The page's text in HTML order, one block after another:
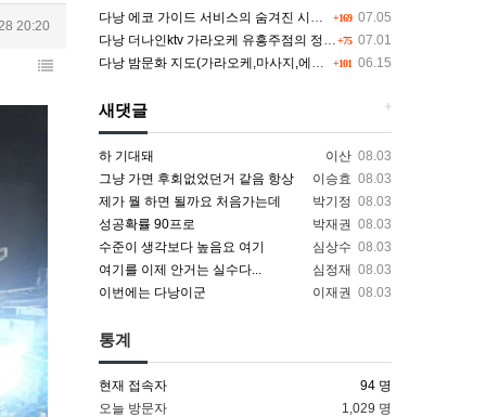
20:20
+169 07.05
다낭 에코 가이드 서비스의 숨겨진 시스템과 다채로운 인력 풀의 진실
+75 07.01
다낭 더나인ktv 가라오케 유흥주점의 정석을 찾고 있다면 여기
+101 06.15
다낭 밤문화 지도(가라오케,마사지,에코걸,토킹바,클럽) 유흥별 가격 및 후기공유
+
새댓글
이산 08.03
하 기대돼
이승효 08.03
그냥 가면 후회없었던거 같음 항상
박기정 08.03
제가 뭘 하면 될까요 처음가는데
박재권 08.03
성공확률 90프로
심상수 08.03
수준이 생각보다 높음요 여기
심정재 08.03
여기를 이제 안거는 실수다...
이재권 08.03
이번에는 다낭이군
통계
현재 접속자
94 명
오늘 방문자
1,029 명